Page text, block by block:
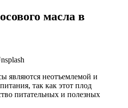
масла в
являются неотъемлемой и
так как этот плод
питательных и полезных